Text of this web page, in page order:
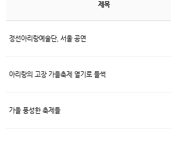
제목
정선아리랑예술단, 서울 공연
아리랑의 고장 가을축제 열기로 들썩
가을 풍성한 축제들